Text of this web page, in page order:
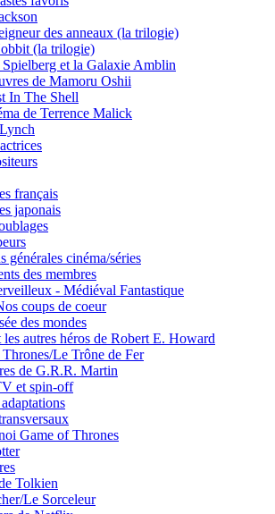
des anneaux (la trilogie)
(la trilogie)
Spielberg et la Galaxie Amblin
de Mamoru Oshii
In The Shell
de Terrence Malick
français
japonais
générales cinéma/séries
des membres
- Médiéval Fantastique
coups de coeur
des mondes
les autres héros de Robert E. Howard
Le Trône de Fer
de G.R.R. Martin
et spin-off
Game of Thrones
Tolkien
Le Sorceleur